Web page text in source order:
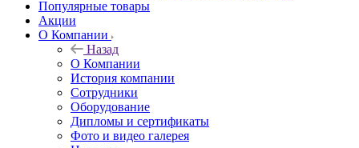
Популярные товары
Акции
О Компании
Назад
О Компании
История компании
Сотрудники
Оборудование
Дипломы и сертификаты
Фото и видео галерея